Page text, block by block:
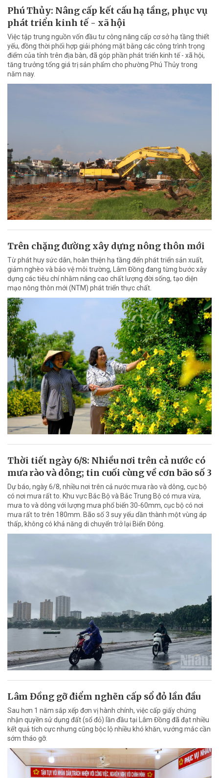
Phú Thủy: Nâng cấp kết cấu hạ tầng, phục vụ
phát triển kinh tế - xã hội
Việc tập trung nguồn vốn đầu tư công nâng cấp cơ sở hạ tầng thiết
yếu, đồng thời phối hợp giải phóng mặt bằng các công trình trọng
điểm của tỉnh trên địa bàn, đã góp phần phát triển kinh tế - xã hội,
tăng trưởng tổng giá trị sản phẩm cho phường Phú Thủy trong
năm nay.
Trên chặng đường xây dựng nông thôn mới
Từ phát huy sức dân, hoàn thiện hạ tầng đến phát triển sản xuất,
giảm nghèo và bảo vệ môi trường, Lâm Đồng đang từng bước xây
dựng các tiêu chí nhằm nâng cao chất lượng đời sống, tạo diện
mạo nông thôn mới (NTM) phát triển thực chất.
Thời tiết ngày 6/8: Nhiều nơi trên cả nước có
mưa rào và dông; tin cuối cùng về cơn bão số 3
Dự báo, ngày 6/8, nhiều nơi trên cả nước mưa rào và dông, cục bộ
có nơi mưa rất to. Khu vực Bắc Bộ và Bắc Trung Bộ có mưa vừa,
mưa to và dông với lượng mưa phổ biến 30-60mm, cục bộ có nơi
mưa rất to trên 180mm. Bão số 3 suy yếu dần thành một vùng áp
thấp, không có khả năng di chuyển trở lại Biển Đông.
Lâm Đồng gỡ điểm nghẽn cấp sổ đỏ lần đầu
Sau hơn 1 năm sắp xếp đơn vị hành chính, việc cấp giấy chứng
nhận quyền sử dụng đất (sổ đỏ) lần đầu tại Lâm Đồng đã đạt nhiều
kết quả tích cực nhưng cũng bộc lộ nhiều khó khăn, vướng mắc cần
sớm tháo gỡ.